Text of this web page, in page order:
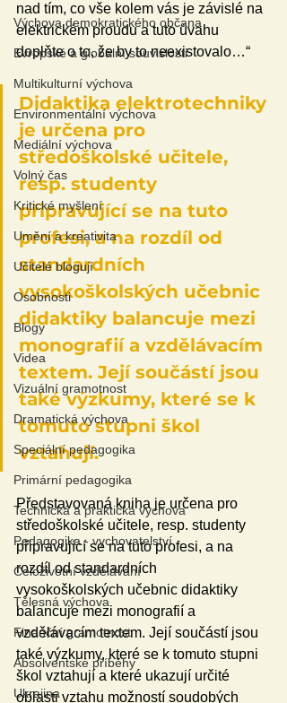
Výchova demokratického občana
Evropské a globální souvislosti
Multikulturní výchova
Environmentální výchova
Mediální výchova
Volný čas
Kritické myšlení
Umění a kreativita
Učitelé blogují
Osobnosti
Blogy
Videa
Vizuální gramotnost
Dramatická výchova
Speciální pedagogika
Primární pedagogika
Technická a praktická výchova
Pedagogika - vychovatelství
Celoživotní vzdělávání
Tělesná výchova
Finanční gramotnost
Absolventské příběhy
Ukrajina
nad tím, co vše kolem vás je závislé na
elektrickém proudu a tuto úvahu
doplňte o to, že by to neexistovalo…“
Didaktika elektrotechniky
je určena pro
středoškolské učitele,
resp. studenty
připravující se na tuto
profesi, a na rozdíl od
standardních
vysokoškolských učebnic
didaktiky balancuje mezi
monografií a vzdělávacím
textem. Její součástí jsou
také výzkumy, které se k
tomuto stupni škol
vztahují.
Představovaná kniha je určena pro
středoškolské učitele, resp. studenty
připravující se na tuto profesi, a na
rozdíl od standardních
vysokoškolských učebnic didaktiky
balancuje mezi monografií a
vzdělávacím textem. Její součástí jsou
také výzkumy, které se k tomuto stupni
škol vztahují a které ukazují určité
oblasti vztahu možností soudobých